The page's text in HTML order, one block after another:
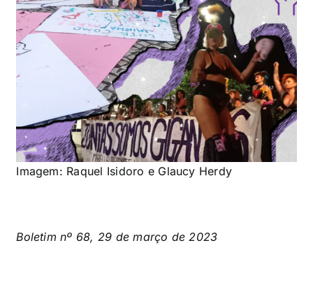
Imagem: Raquel Isidoro e Glaucy Herdy
Boletim nº 68, 29 de março de 2023